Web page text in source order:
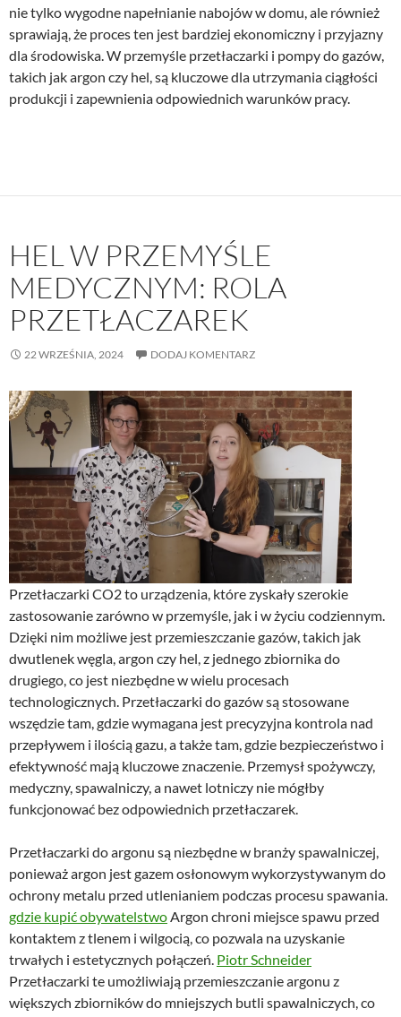
nie tylko wygodne napełnianie nabojów w domu, ale również
sprawiają, że proces ten jest bardziej ekonomiczny i przyjazny
dla środowiska. W przemyśle przetłaczarki i pompy do gazów,
takich jak argon czy hel, są kluczowe dla utrzymania ciągłości
produkcji i zapewnienia odpowiednich warunków pracy.
HEL W PRZEMYŚLE
MEDYCZNYM: ROLA
PRZETŁACZAREK
22 WRZEŚNIA, 2024 DODAJ KOMENTARZ
Przetłaczarki CO2 to urządzenia, które zyskały szerokie
zastosowanie zarówno w przemyśle, jak i w życiu codziennym.
Dzięki nim możliwe jest przemieszczanie gazów, takich jak
dwutlenek węgla, argon czy hel, z jednego zbiornika do
drugiego, co jest niezbędne w wielu procesach
technologicznych. Przetłaczarki do gazów są stosowane
wszędzie tam, gdzie wymagana jest precyzyjna kontrola nad
przepływem i ilością gazu, a także tam, gdzie bezpieczeństwo i
efektywność mają kluczowe znaczenie. Przemysł spożywczy,
medyczny, spawalniczy, a nawet lotniczy nie mógłby
funkcjonować bez odpowiednich przetłaczarek.
Przetłaczarki do argonu są niezbędne w branży spawalniczej,
ponieważ argon jest gazem osłonowym wykorzystywanym do
ochrony metalu przed utlenianiem podczas procesu spawania.
gdzie kupić obywatelstwoArgon chroni miejsce spawu przed
kontaktem z tlenem i wilgocią, co pozwala na uzyskanie
trwałych i estetycznych połączeń. Piotr Schneider
Przetłaczarki te umożliwiają przemieszczanie argonu z
większych zbiorników do mniejszych butli spawalniczych, co